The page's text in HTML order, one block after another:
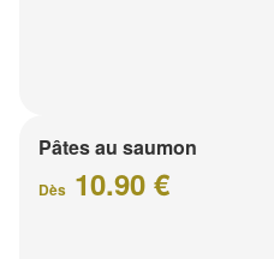
Pâtes au saumon
Dès 10.90 €